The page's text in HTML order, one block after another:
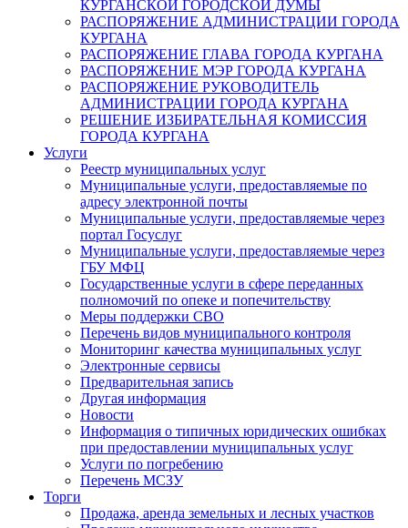
КУРГАНСКОЙ ГОРОДСКОЙ ДУМЫ
РАСПОРЯЖЕНИЕ АДМИНИСТРАЦИИ ГОРОДА
КУРГАНА
РАСПОРЯЖЕНИЕ ГЛАВА ГОРОДА КУРГАНА
РАСПОРЯЖЕНИЕ МЭР ГОРОДА КУРГАНА
РАСПОРЯЖЕНИЕ РУКОВОДИТЕЛЬ
АДМИНИСТРАЦИИ ГОРОДА КУРГАНА
РЕШЕНИЕ ИЗБИРАТЕЛЬНАЯ КОМИССИЯ
ГОРОДА КУРГАНА
Услуги
Реестр муниципальных услуг
Муниципальные услуги, предоставляемые по
адресу электронной почты
Муниципальные услуги, предоставляемые через
портал Госуслуг
Муниципальные услуги, предоставляемые через
ГБУ МФЦ
Государственные услуги в сфере переданных
полномочий по опеке и попечительству
Меры поддержки СВО
Перечень видов муниципального контроля
Мониторинг качества муниципальных услуг
Электронные сервисы
Предварительная запись
Другая информация
Новости
Информация о типичных юридических ошибках
при предоставлении муниципальных услуг
Услуги по погребению
Перечень МСЗУ
Торги
Продажа, аренда земельных и лесных участков